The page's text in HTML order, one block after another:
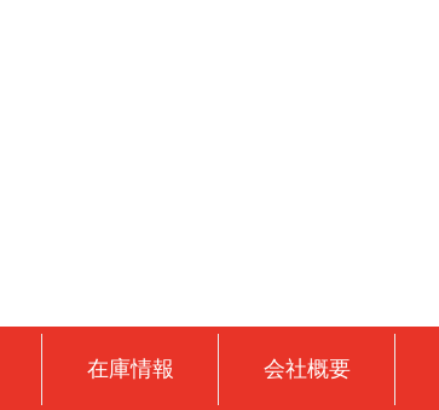
在庫情報 会社概要